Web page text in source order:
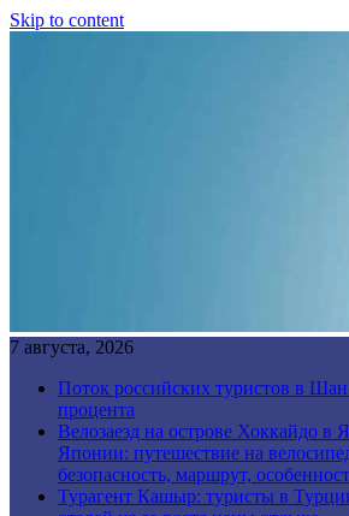
Skip to content
7 августа, 2026
Поток российских туристов в
процента
Велозаезд на острове Хоккайдо в
Японии: путешествие на
безопасность, маршрут,
Турагент Кашыр: туристы в